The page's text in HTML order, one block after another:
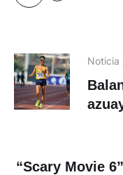
Noticia
“Scary Movie